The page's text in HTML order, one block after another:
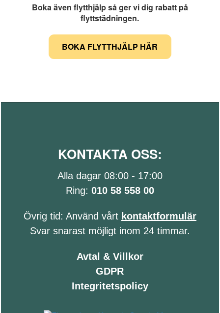
Boka även flytthjälp så ger vi dig rabatt på
flyttstädningen.
BOKA FLYTTHJÄLP HÄR
KONTAKTA OSS:
Alla dagar 08:00 - 17:00
Ring: 010 58 558 00
Övrig tid: Använd vårt kontaktformulär
Svar snarast möjligt inom 24 timmar.
Avtal & Villkor
GDPR
Integritetspolicy